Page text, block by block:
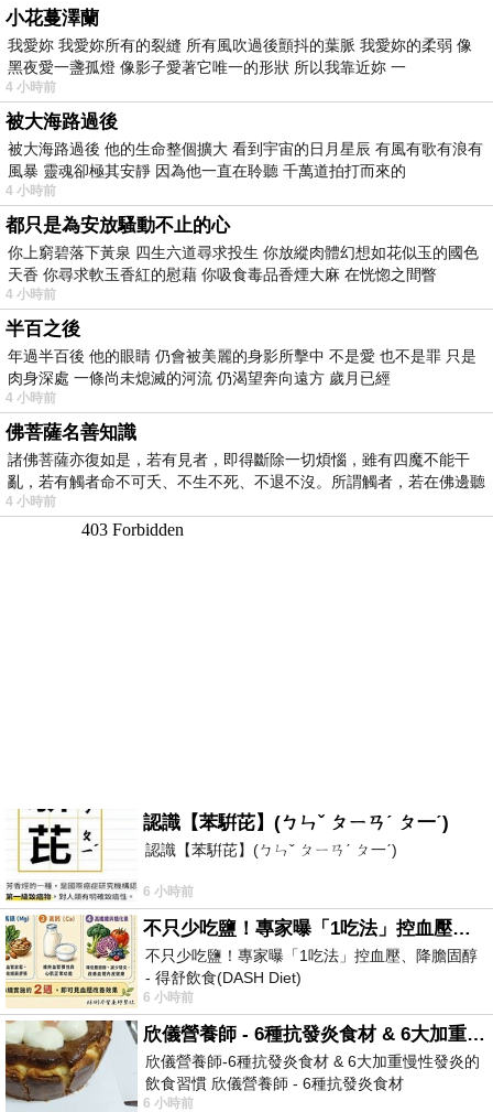
小花蔓澤蘭
我愛妳 我愛妳所有的裂縫 所有風吹過後顫抖的葉脈 我愛妳的柔弱 像
黑夜愛一盞孤燈 像影子愛著它唯一的形狀 所以我靠近妳 一
4 小時前
被大海路過後
被大海路過後 他的生命整個擴大 看到宇宙的日月星辰 有風有歌有浪有
風暴 靈魂卻極其安靜 因為他一直在聆聽 千萬道拍打而來的
4 小時前
都只是為安放騷動不止的心
你上窮碧落下黃泉 四生六道尋求投生 你放縱肉體幻想如花似玉的國色
天香 你尋求軟玉香紅的慰藉 你吸食毒品香煙大麻 在恍惚之間瞥
4 小時前
半百之後
年過半百後 他的眼睛 仍會被美麗的身影所擊中 不是愛 也不是罪 只是
肉身深處 一條尚未熄滅的河流 仍渴望奔向遠方 歲月已經
4 小時前
佛菩薩名善知識
諸佛菩薩亦復如是，若有見者，即得斷除一切煩惱，雖有四魔不能干
亂，若有觸者命不可夭、不生不死、不退不沒。所謂觸者，若在佛邊聽
受
4 小時前
認識【苯騈芘】(ㄅㄣˇ ㄆㄧㄢˊ ㄆ一ˊ)
認識【苯騈芘】(ㄅㄣˇ ㄆㄧㄢˊ ㄆ一ˊ)
6 小時前
不只少吃鹽！專家曝「1吃法」控血壓、降膽固醇 - 得舒飲食(DASH Diet)
不只少吃鹽！專家曝「1吃法」控血壓、降膽固醇
- 得舒飲食(DASH Diet)
https://www.facebook.com/dietitiansophia/posts/
6 小時前
欣儀營養師 - 6種抗發炎食材 & 6大加重慢性發炎的飲食習慣
欣儀營養師-6種抗發炎食材 & 6大加重慢性發炎的
飲食習慣 欣儀營養師 - 6種抗發炎食材
https://www.facebook.com/photo/?fbid=147
6 小時前